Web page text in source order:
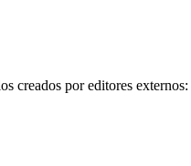
creados por editores externos: